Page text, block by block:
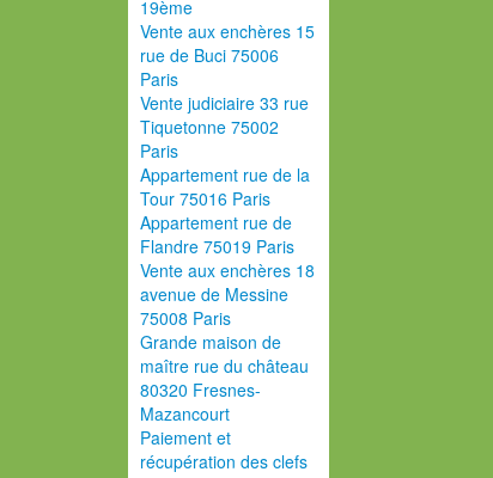
19ème
Vente aux enchères 15
rue de Buci 75006
Paris
Vente judiciaire 33 rue
Tiquetonne 75002
Paris
Appartement rue de la
Tour 75016 Paris
Appartement rue de
Flandre 75019 Paris
Vente aux enchères 18
avenue de Messine
75008 Paris
Grande maison de
maître rue du château
80320 Fresnes-
Mazancourt
Paiement et
récupération des clefs